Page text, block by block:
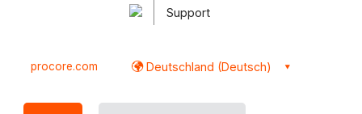
Support
procore.com Deutschland (Deutsch)